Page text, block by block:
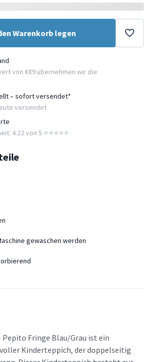
Warenkorb legen
von €89 übernehmen wir die
– sofort versendet*
versendet
4.22 von 5 ⭐️⭐️⭐️⭐️⭐️
gewaschen werden
Fringe Blau/Grau ist ein
Kinderteppich, der doppelseitig